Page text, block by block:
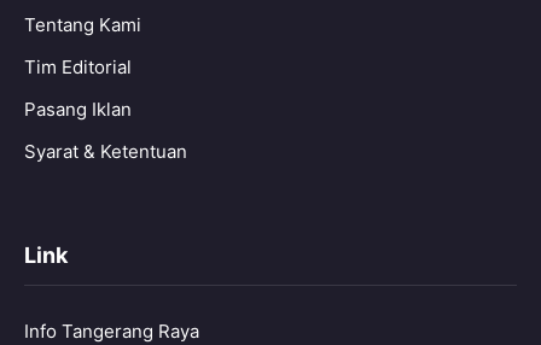
Tentang Kami
Tim Editorial
Pasang Iklan
Syarat & Ketentuan
Link
Info Tangerang Raya